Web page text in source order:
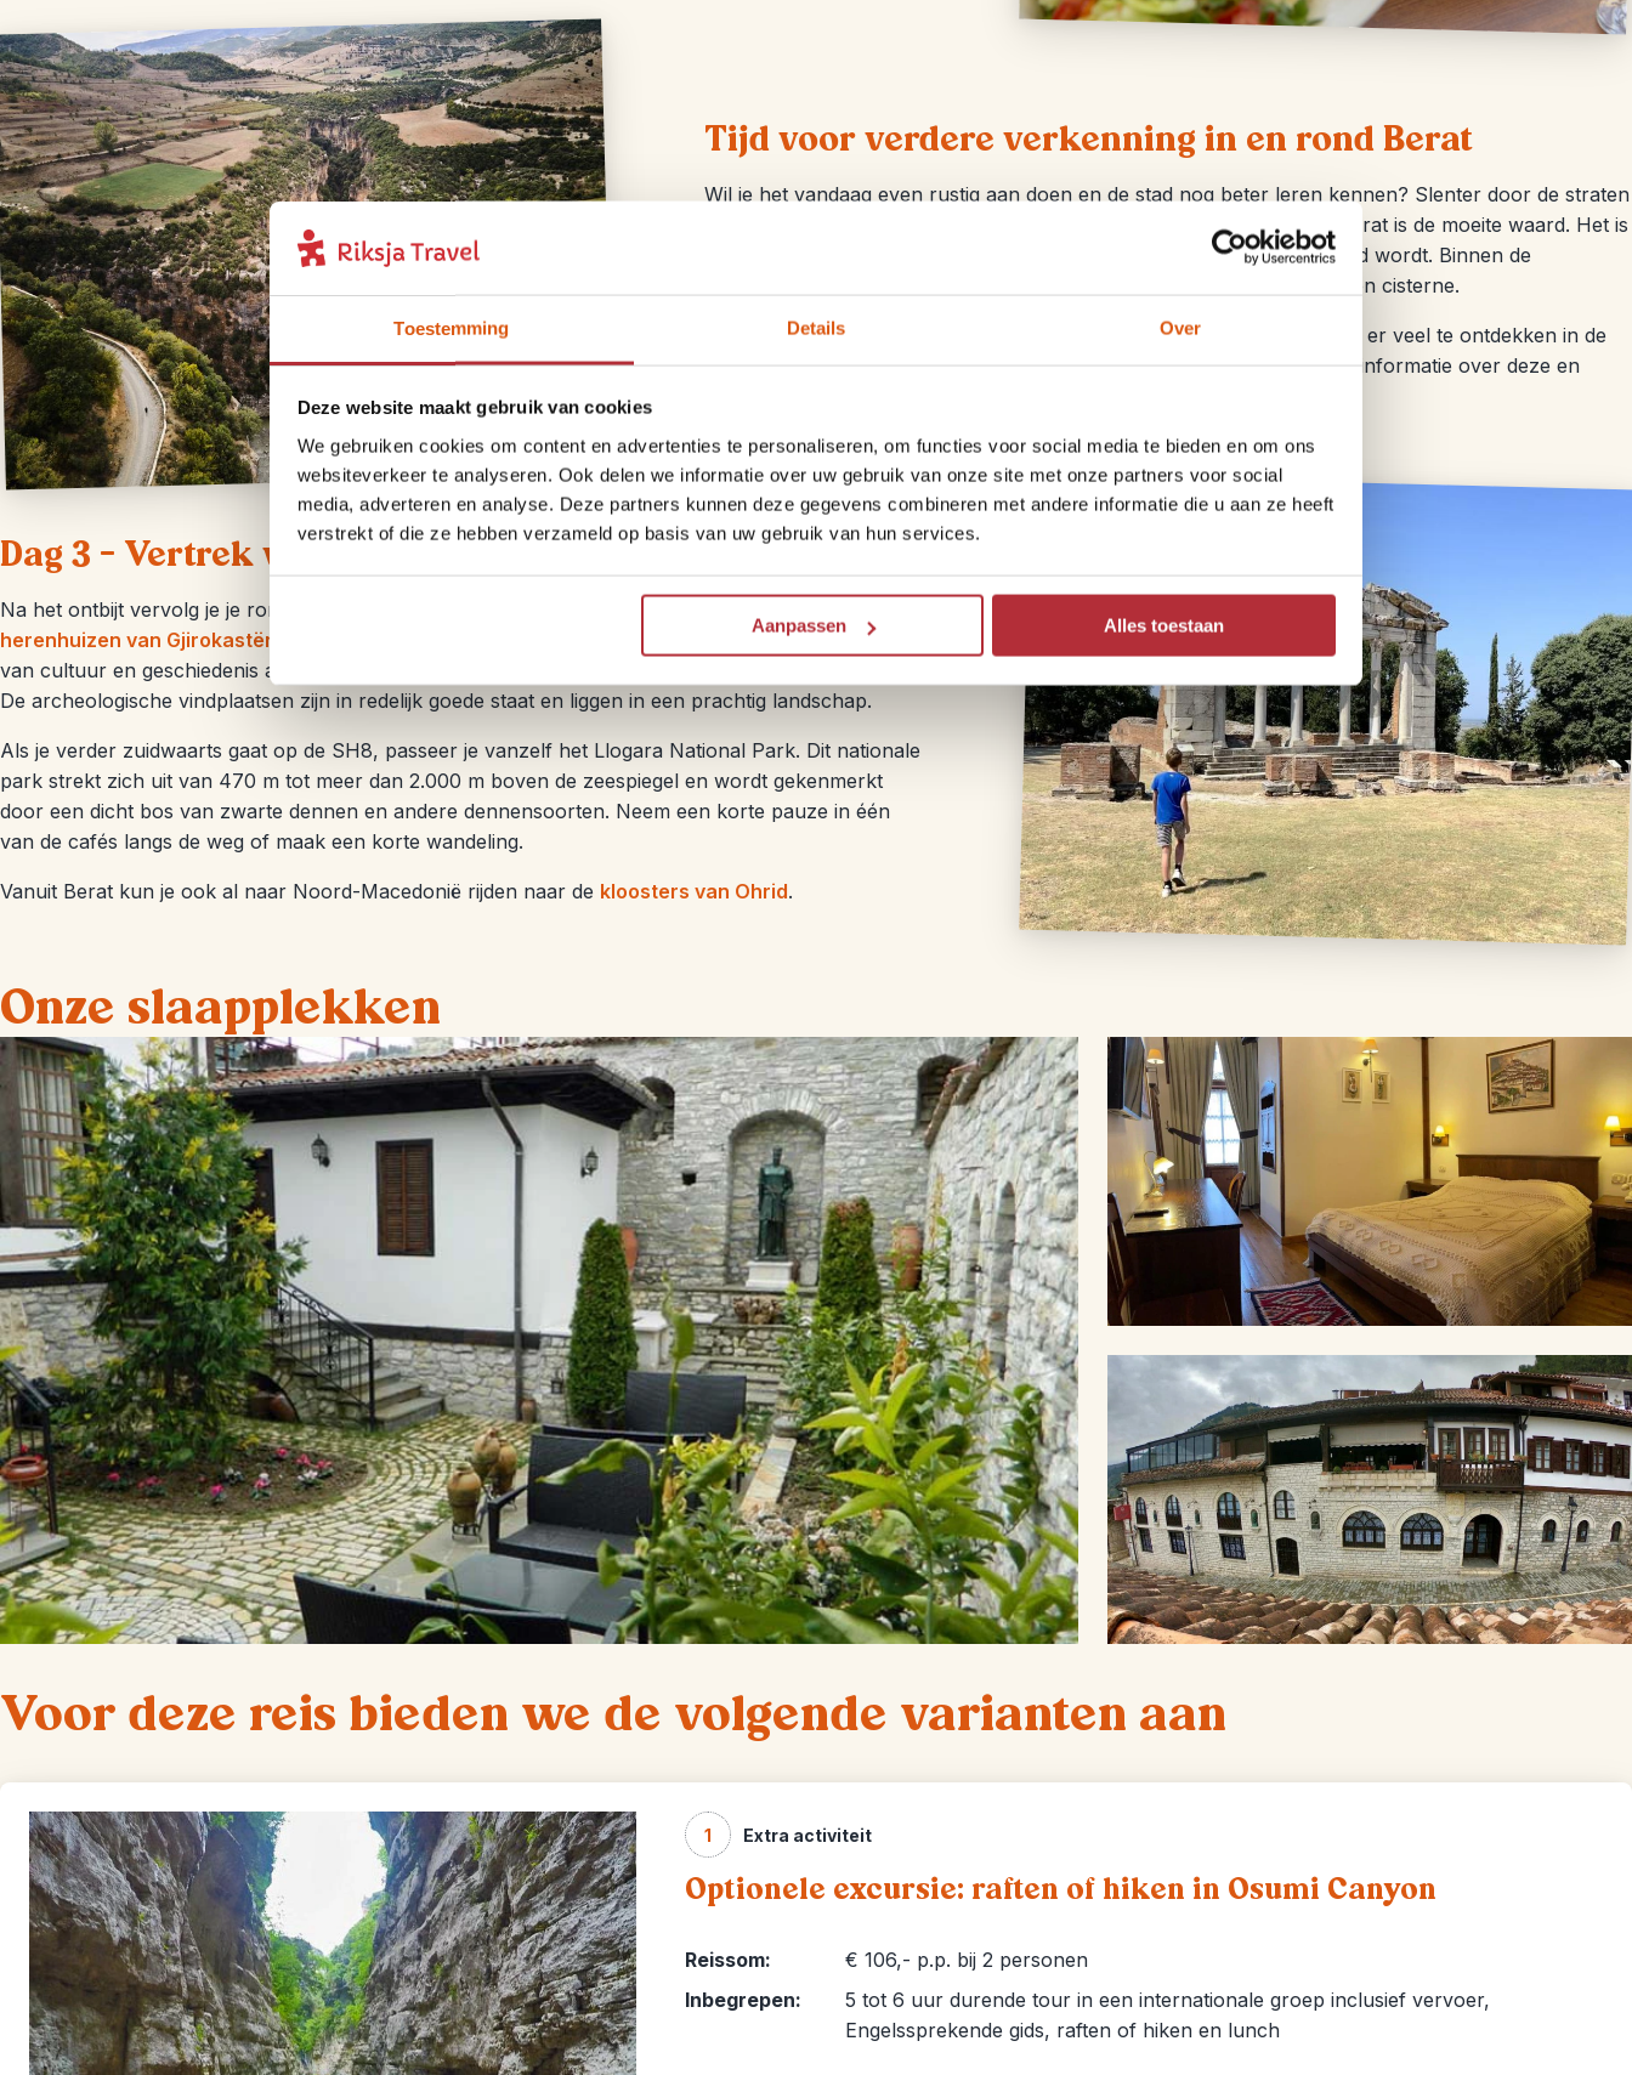
Toestemming Details Over
Deze website maakt gebruik van cookies
We gebruiken cookies om content en advertenties te personaliseren, om functies voor social media te bieden en om ons
websiteverkeer te analyseren. Ook delen we informatie over uw gebruik van onze site met onze partners voor social
media, adverteren en analyse. Deze partners kunnen deze gegevens combineren met andere informatie die u aan ze heeft
verstrekt of die ze hebben verzameld op basis van uw gebruik van hun services.
Aanpassen Alles toestaan
Tijd voor verdere verkenning in en rond Berat
Wil je het vandaag even rustig aan doen en de stad nog beter leren kennen? Slenter door de straten
van Berat of bezoek het Etnografisch Museum. Ook het kasteel van Berat is de moeite waard. Het is
een kasteelcomplex dat boven de stad uittorent en nog steeds bewoond wordt. Binnen de
kasteelmuren vind je onder andere huizen, kerken, een akropolis en een cisterne.
Met zijn ligging aan de rivier Osumi en dicht bij Tomorr National Park, is er veel te ontdekken in de
regio Berat. Wat dacht je van een wandeling, raften of kajakken? Meer informatie over deze en
Dag 3 – Vertrek vanuit Berat
Na het ontbijt vervolg je je rondreis door Albanië. Als we verder naar het zuiden gaan naar de
herenhuizen van Gjirokastër
, raden we alle liefhebbers
van cultuur en geschiedenis aan om Apollonia, een voormalige Griekse nederzetting, te bezoeken.
De archeologische vindplaatsen zijn in redelijk goede staat en liggen in een prachtig landschap.
Als je verder zuidwaarts gaat op de SH8, passeer je vanzelf het Llogara National Park. Dit nationale
park strekt zich uit van 470 m tot meer dan 2.000 m boven de zeespiegel en wordt gekenmerkt
door een dicht bos van zwarte dennen en andere dennensoorten. Neem een korte pauze in één
van de cafés langs de weg of maak een korte wandeling.
Vanuit Berat kun je ook al naar Noord-Macedonië rijden naar de kloosters van Ohrid.
Onze slaapplekken
Voor deze reis bieden we de volgende varianten aan
1 Extra activiteit
Optionele excursie: raften of hiken in Osumi Canyon
Reissom:
€ 106,- p.p. bij 2 personen
Inbegrepen:
5 tot 6 uur durende tour in een internationale groep inclusief vervoer,
Engelssprekende gids, raften of hiken en lunch